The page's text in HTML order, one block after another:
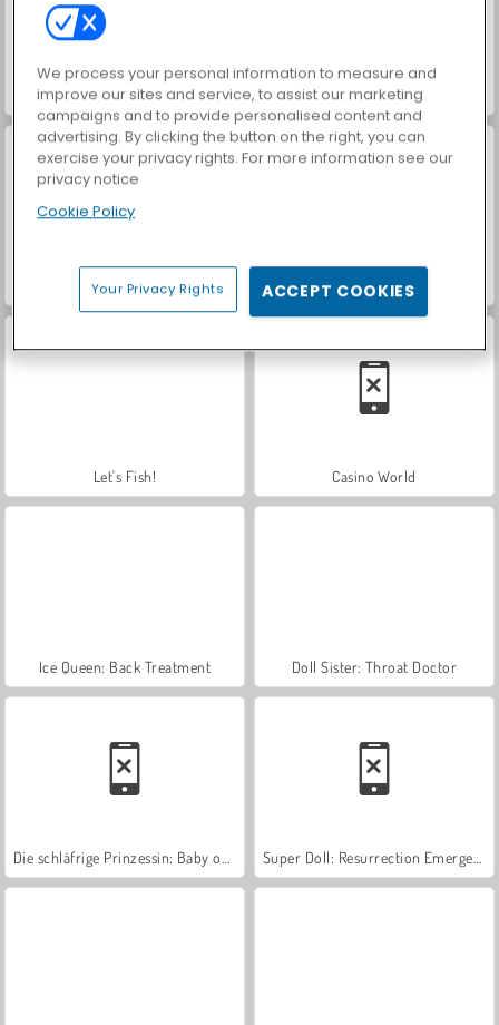
ASMR Makeover & Makeup Studio Hidden Object: Street of Secrets
World War 2 Shooter Car Parking City Duel
Let's Fish! Casino World
Ice Queen: Back Treatment Doll Sister: Throat Doctor
We process your personal information to measure and
improve our sites and service, to assist our marketing
campaigns and to provide personalised content and
advertising. By clicking the button on the right, you can
exercise your privacy rights. For more information see our
privacy notice
Cookie Policy
Your Privacy Rights ACCEPT COOKIES